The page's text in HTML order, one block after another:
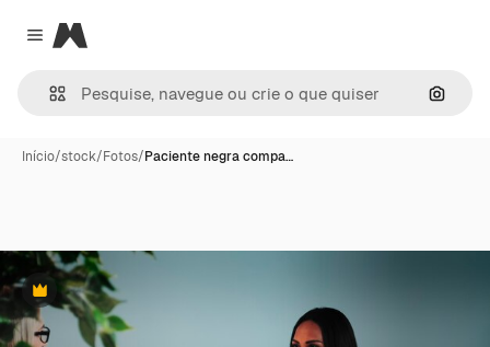
Close menu
Magnific
Início/stock/Fotos/Paciente negra compa…
Premium